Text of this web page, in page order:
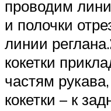
проводим
и полочки
линии реглана.
кокетки
частям
кокетки – к